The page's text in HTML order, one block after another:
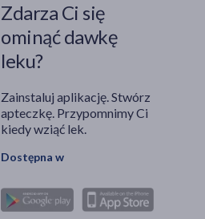
Zdarza Ci się
ominąć dawkę
leku?
Zainstaluj aplikację. Stwórz
apteczkę. Przypomnimy Ci
kiedy wziąć lek.
Dostępna w